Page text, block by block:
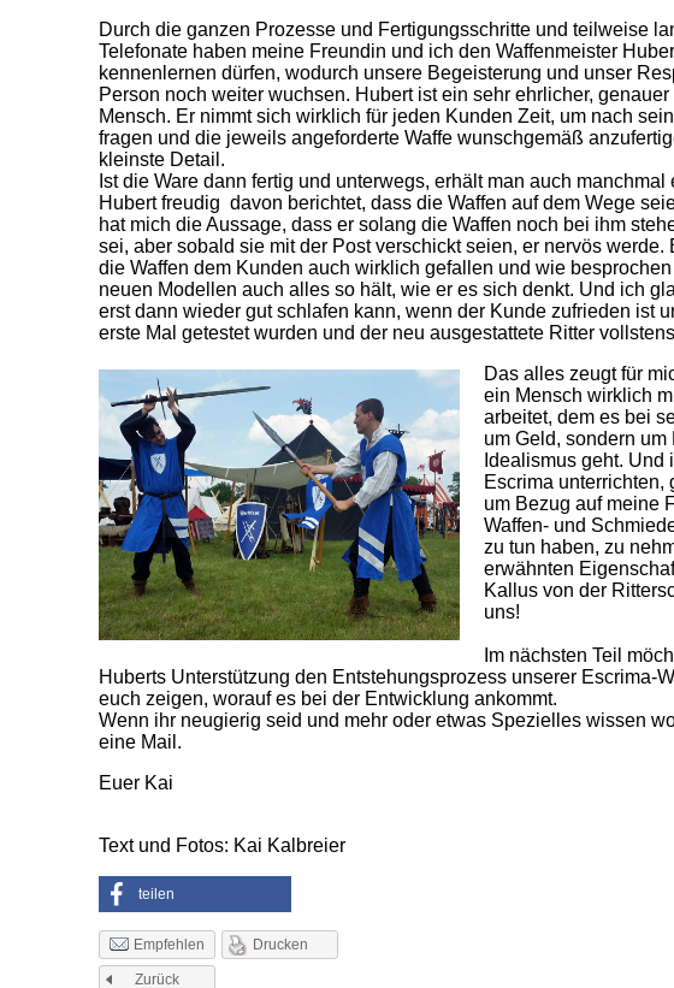
Durch die ganzen Prozesse und Fertigungsschritte und teilweise
Telefonate haben meine Freundin und ich den Waffenmeister
kennenlernen dürfen, wodurch unsere Begeisterung und unser
Person noch weiter wuchsen. Hubert ist ein sehr ehrlicher,
Mensch. Er nimmt sich wirklich für jeden Kunden Zeit, um nach
fragen und die jeweils angeforderte Waffe wunschgemäß
kleinste Detail.
Ist die Ware dann fertig und unterwegs, erhält man auch manchmal
Hubert freudig davon berichtet, dass die Waffen auf dem Wege
hat mich die Aussage, dass er solang die Waffen noch bei ihm
sei, aber sobald sie mit der Post verschickt seien, er nervös werde.
die Waffen dem Kunden auch wirklich gefallen und wie
neuen Modellen auch alles so hält, wie er es sich denkt. Und ich
erst dann wieder gut schlafen kann, wenn der Kunde zufrieden ist
erste Mal getestet wurden und der neu ausgestattete Ritter
Das alles zeugt für
ein Mensch wirklich
arbeitet, dem es bei
um Geld, sondern um
Idealismus geht.
Escrima unterrichten,
um Bezug auf meine
Waffen- und
zu tun haben, zu
erwähnten
Kallus von der
uns!
Im nächsten Teil
Huberts Unterstützung den Entstehungsprozess unserer Escrima-
euch zeigen, worauf es bei der Entwicklung ankommt.
Wenn ihr neugierig seid und mehr oder etwas Spezielles wissen
eine Mail.
Euer Kai
Text und Fotos: Kai Kalbreier
teilen
Empfehlen Drucken
Zurück